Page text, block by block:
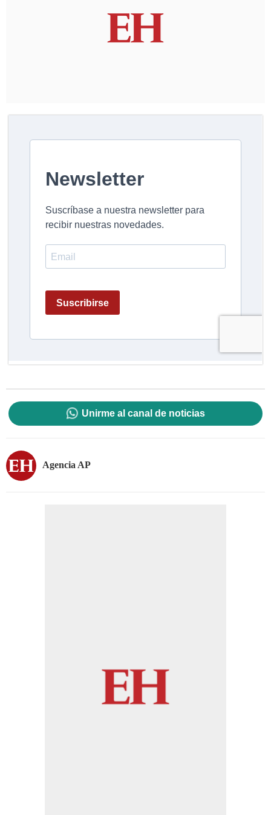
Unirme al canal de noticias
Agencia AP